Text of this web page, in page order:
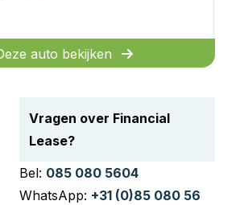
auto bekijken
Vragen over Financial
Lease?
Bel: 085 080 5604
WhatsApp: +31 (0)85 080 56